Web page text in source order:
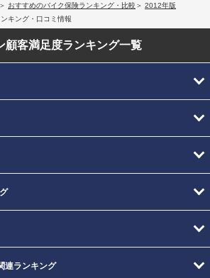
おすすめのバイク保険ランキング・比較
2012年版
キング・口コミ情報
顧客満足度ランキング一覧
連ランキング